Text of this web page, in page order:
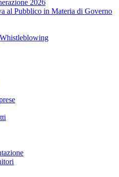
2026
al Pubblico in Materia di Governo